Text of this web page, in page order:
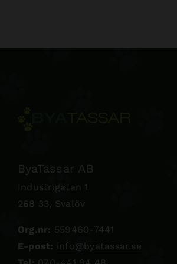
ByaTassar AB
Industrigatan 1
268 33, Svalöv
Org.nr: 559460-7441
E-post: info@byatassar.se